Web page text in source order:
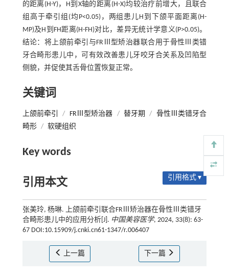
的距离(H-Y)，H到X轴的距离(H-X)均较治疗前增大，且联合
组高于牵引组(均P<0.05)，两组患儿H到下颌平面距离(H-
MP)及H到FH距离(H-FH)对比，差异无统计学意义(P>0.05)。
结论：将上颌前牵引与FRⅢ型矫治器联合用于骨性Ⅲ类错
牙合畸形患儿中，可有效改善患儿牙咬牙合关系及凹陷型
侧貌，并促使其舌骨位置恢复正常。
关键词
上颌前牵引 / FRⅢ型矫治器 / 替牙期 /
骨性Ⅲ类错牙合
畸形 / 软硬组织
Key words
引用本文 引用格式 ▾
张美玲, 杨琳. 上颌前牵引联合FRⅢ矫治器在骨性Ⅲ类错牙
合畸形患儿中的应用分析[J]. 中国美容医学, 2024, 33(8): 63-
67 DOI:10.15909/j.cnki.cn61-1347/r.006407
上一篇 下一篇